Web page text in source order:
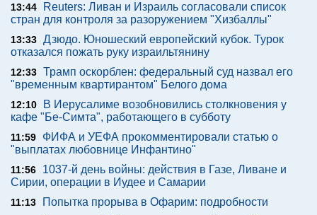
13:44
Reuters: Ливан и Израиль согласовали список
стран для контроля за разоружением "Хизбаллы"
13:33 Дзюдо. Юношеский европейский кубок. Турок
отказался пожать руку израильтянину
12:33 Трамп оскорблен: федеральный суд назвал его
"временным квартирантом" Белого дома
12:10
В Иерусалиме возобновились столкновения у
кафе "Бе-Симта", работающего в субботу
11:59
ФИФА и УЕФА прокомментировали статью о
"выплатах любовнице Инфантино"
11:56
1037-й день войны: действия в Газе, Ливане и
Сирии, операции в Иудее и Самарии
11:13 Попытка прорыва в Офарим: подробности